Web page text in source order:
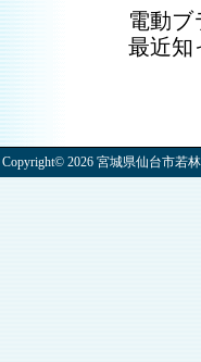
電動ブ
最近知
Copyright© 2026 宮城県仙台市若